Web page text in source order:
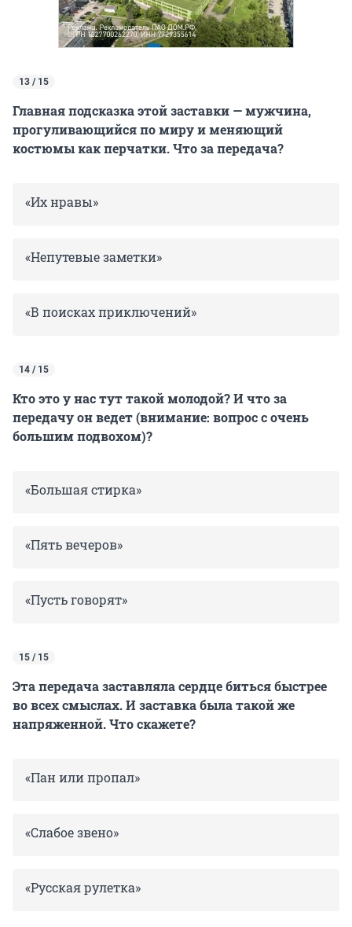
13 / 15
Главная подсказка этой заставки — мужчина,
прогуливающийся по миру и меняющий
костюмы как перчатки. Что за передача?
«Их нравы»
«Непутевые заметки»
«В поисках приключений»
14 / 15
Кто это у нас тут такой молодой? И что за
передачу он ведет (внимание: вопрос с очень
большим подвохом)?
«Большая стирка»
«Пять вечеров»
«Пусть говорят»
15 / 15
Эта передача заставляла сердце биться быстрее
во всех смыслах. И заставка была такой же
напряженной. Что скажете?
«Пан или пропал»
«Слабое звено»
«Русская рулетка»